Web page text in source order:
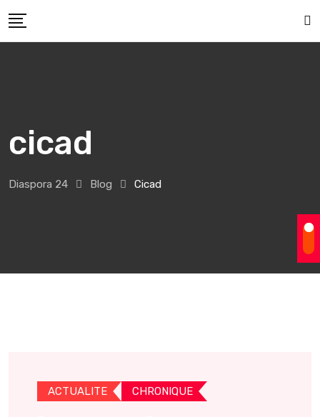
to
cicad
Diaspora 24 Blog Cicad
ACTUALITE CHRONIQUE